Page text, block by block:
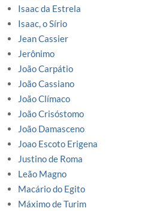
Isaac da Estrela
Isaac, o Sírio
Jean Cassier
Jerônimo
João Carpátio
João Cassiano
João Clímaco
João Crisóstomo
João Damasceno
Joao Escoto Erigena
Justino de Roma
Leão Magno
Macário do Egito
Máximo de Turim